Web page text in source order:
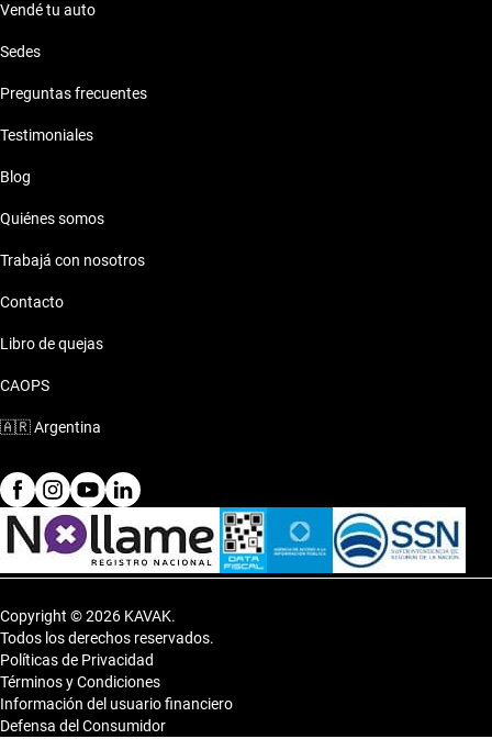
Vendé tu auto
Sedes
Preguntas frecuentes
Testimoniales
Blog
Quiénes somos
Trabajá con nosotros
Contacto
Libro de quejas
CAOPS
🇦🇷Argentina
Copyright © 2026 KAVAK.
Todos los derechos reservados.
Políticas de Privacidad
Términos y Condiciones
Información del usuario financiero
Defensa del Consumidor